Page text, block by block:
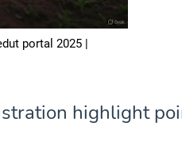
portal 2025 |
highlight